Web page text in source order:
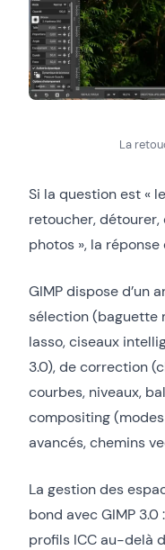
La
Si la question est «
retoucher,
photos », la réponse
GIMP dispose d’un
sélection (baguette
lasso, ciseaux
3.0), de correction
courbes, niveaux,
compositing
avancés, chemins
La gestion des
bond avec GIMP
profils ICC au-delà